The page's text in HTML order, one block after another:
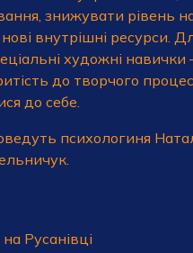
знижувати рівень
внутрішні ресурси.
художні
до творчого
до себе.
психологиня
на Русанівці